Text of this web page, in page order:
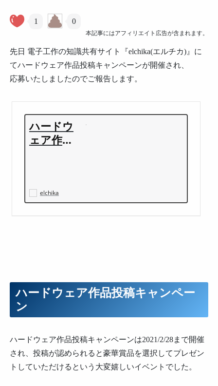
本記事にはアフィリエイト広告が含まれます。
1 0
先日 電子工作の知識共有サイト『elchika(エルチカ)』に
てハードウェア作品投稿キャンペーンが開催され、
応募いたしましたのでご報告します。
ハードウ
ェア作品
elchika
ハードウェア作品投稿キャンペー
ン
ハードウェア作品投稿キャンペーンは2021/2/28まで開催
され、投稿が認められると豪華賞品を選択してプレゼン
トしていただけるという大変嬉しいイベントでした。